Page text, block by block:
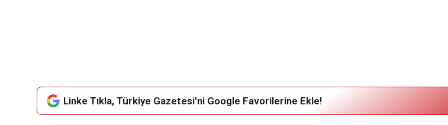
Linke Tıkla, Türkiye Gazetesi'ni Google Favorilerine Ekle!